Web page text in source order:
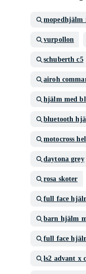
mopedhjälm
vurpollon
schuberth c5
airoh
hjälm med
bluetooth
motocross
daytona grey
rosa skoter
full face
barn hjälm
full face
ls2 advant x